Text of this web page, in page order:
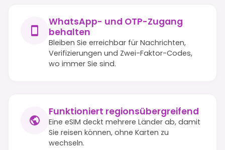
WhatsApp- und OTP-Zugang
behalten
Bleiben Sie erreichbar für Nachrichten,
Verifizierungen und Zwei-Faktor-Codes,
wo immer Sie sind.
Funktioniert regionsübergreifend
Eine eSIM deckt mehrere Länder ab, damit
Sie reisen können, ohne Karten zu
wechseln.